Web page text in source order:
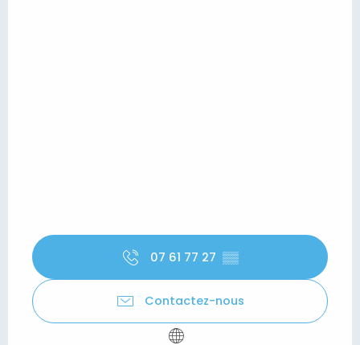
07 61 77 27 ▒▒
Contactez-nous